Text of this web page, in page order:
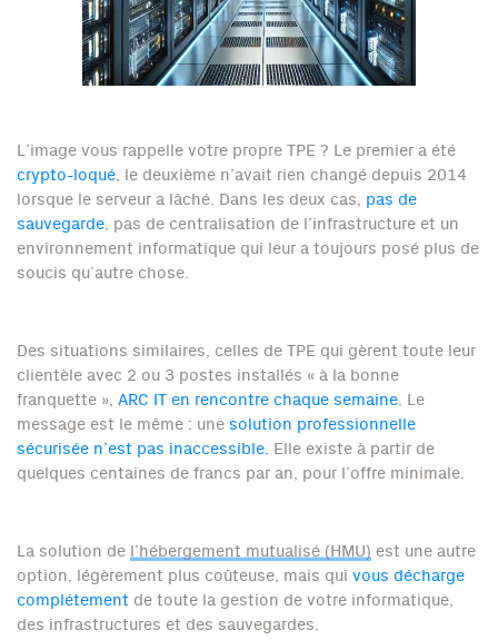
L’image vous rappelle votre propre TPE ? Le premier a été
crypto-loqué, le deuxième n’avait rien changé depuis 2014
lorsque le serveur a lâché. Dans les deux cas, pas de
sauvegarde, pas de centralisation de l’infrastructure et un
environnement informatique qui leur a toujours posé plus de
soucis qu’autre chose.
Des situations similaires, celles de TPE qui gèrent toute leur
clientèle avec 2 ou 3 postes installés « à la bonne
franquette », ARC IT en rencontre chaque semaine. Le
message est le même : une solution professionnelle
sécurisée n’est pas inaccessible. Elle existe à partir de
quelques centaines de francs par an, pour l’offre minimale.
La solution de l’hébergement mutualisé (HMU) est une autre
option, légèrement plus coûteuse, mais qui vous décharge
complétement de toute la gestion de votre informatique,
des infrastructures et des sauvegardes.